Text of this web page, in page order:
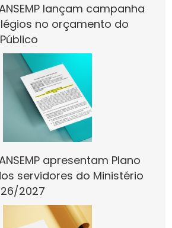
ANSEMP lançam campanha
no orçamento do
ANSEMP apresentam Plano
servidores do Ministério
2027